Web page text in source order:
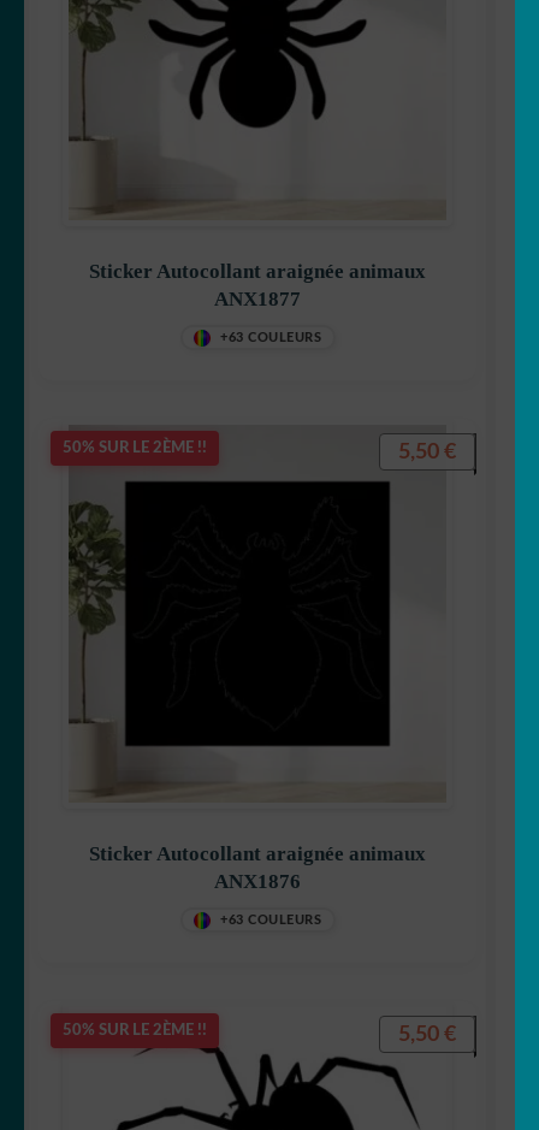
Sticker Autocollant araignée animaux
ANX1877
+63 COULEURS
50% SUR LE 2ÈME !!
Sticker Autocollant araignée animaux
ANX1876
+63 COULEURS
5,50 €
50% SUR LE 2ÈME !! 5,50 €